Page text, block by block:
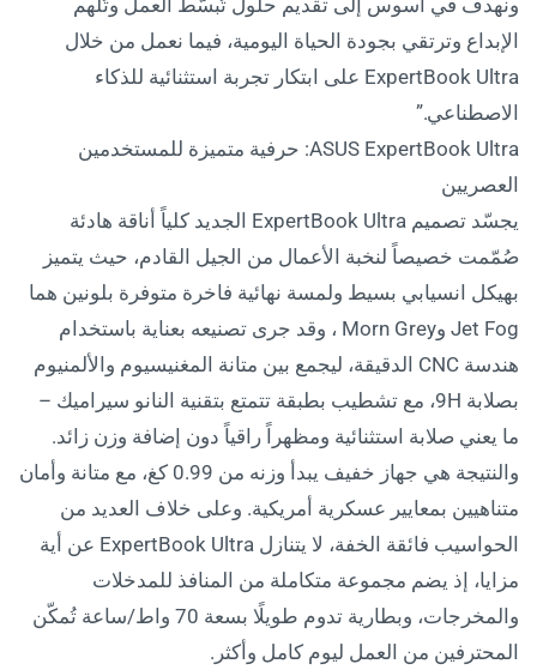
الإبداع وترتقي بجودة الحياة اليومية، فيما نعمل من خلال
ExpertBook Ultra على ابتكار تجربة استثنائية للذكاء
الاصطناعي.”
ASUS ExpertBook Ultra: حرفية متميزة للمستخدمين
العصريين
يجسّد تصميم ExpertBook Ultra الجديد كلياً أناقة هادئة
صُمّمت خصيصاً لنخبة الأعمال من الجيل القادم، حيث يتميز
بهيكل انسيابي بسيط ولمسة نهائية فاخرة متوفرة بلونين هما
Jet Fog وMorn Grey ، وقد جرى تصنيعه بعناية باستخدام
هندسة CNC الدقيقة، ليجمع بين متانة المغنيسيوم والألمنيوم
بصلابة 9H، مع تشطيب بطبقة تتمتع بتقنية النانو سيراميك –
ما يعني صلابة استثنائية ومظهراً راقياً دون إضافة وزن زائد.
والنتيجة هي جهاز خفيف يبدأ وزنه من 0.99 كغ، مع متانة وأمان
متناهيين بمعايير عسكرية أمريكية. وعلى خلاف العديد من
الحواسيب فائقة الخفة، لا يتنازل ExpertBook Ultra عن أية
مزايا، إذ يضم مجموعة متكاملة من المنافذ للمدخلات
والمخرجات، وبطارية تدوم طويلًا بسعة 70 واط/ساعة تُمكّن
المحترفين من العمل ليوم كامل وأكثر.